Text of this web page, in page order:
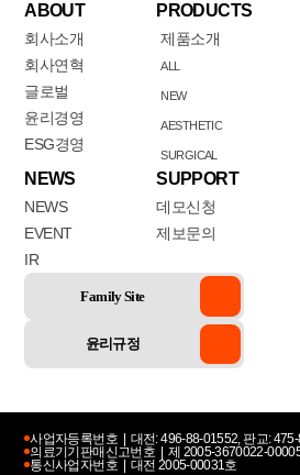
ABOUT
회사소개
회사연혁
글로벌
윤리경영
ESG경영
PRODUCTS
제품소개
ALL
NEW
AESTHETIC
SURGICAL
NEWS
NEWS
EVENT
IR
SUPPORT
데모신청
제보문의
Family Site
윤리규정
사업자등록번호 | 대전: 496-88-01552, 판교:
의료기기판매신고번호 | 제 2005-3670022-
통신사업자번호 | 대전 2005-00031호